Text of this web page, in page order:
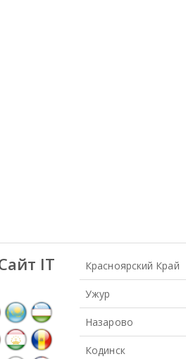
IT Красноярский Край
Ужур
Назарово
Кодинск